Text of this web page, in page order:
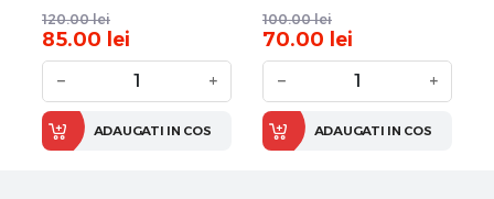
Amazon Alexa
120.00 lei
85.00 lei
− +
ADAUGATI IN COS
100.00 lei
70.00 lei
− +
ADAUGATI IN COS